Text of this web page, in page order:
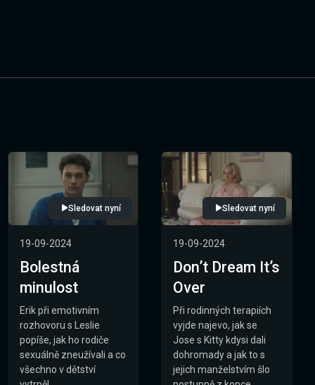
Sledovat nyní
19-09-2024
Bolestná
minulost
Erik při emotivním
rozhovoru s Leslie
popíše, jak ho rodiče
sexuálně zneužívali a co
všechno v dětství
Sledovat nyní
19-09-2024
Don’t Dream It’s
Over
Při rodinných terapiích
vyjde najevo, jak se
Jose s Kitty kdysi dali
dohromady a jak to s
jejich manželstvím šlo